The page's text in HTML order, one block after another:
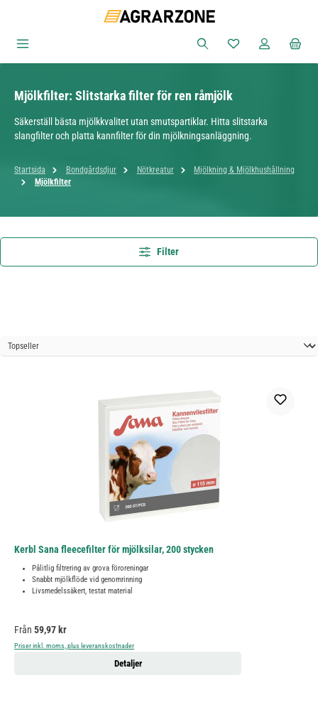
Du har 0 objekt i
Mjölkfilter: Slitstarka filter för ren råmjölk
Säkerställ bästa mjölkkvalitet utan smutspartiklar. Hitta slitstarka
slangfilter och platta kannfilter för din mjölkningsanläggning.
Startsida Bondgårdsdjur Nötkreatur
Mjölkning & Mjölkhushållning
Mjölkfilter
Filter
Kerbl Sana fleecefilter för mjölksilar, 200 stycken
Pålitlig filtrering av grova föroreningar
Snabbt mjölkflöde vid genomrinning
Livsmedelssäkert, testat material
Ordinarie pris:
Från 59,97 kr
Priser inkl. moms, plus leveranskostnader
Detaljer